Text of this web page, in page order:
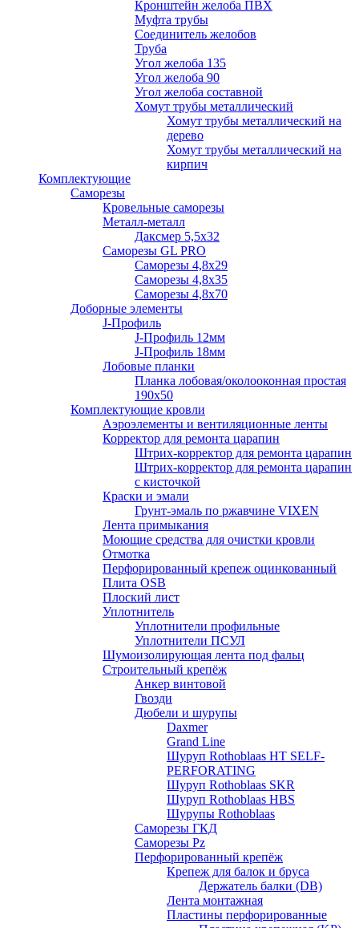
Кронштейн желоба ПВХ
Муфта трубы
Соединитель желобов
Труба
Угол желоба 135
Угол желоба 90
Угол желоба составной
Хомут трубы металлический
Хомут трубы металлический на
дерево
Хомут трубы металлический на
кирпич
Комплектующие
Саморезы
Кровельные саморезы
Металл-металл
Даксмер 5,5х32
Саморезы GL PRO
Сaморезы 4,8х29
Сaморезы 4,8х35
Сaморезы 4,8х70
Доборные элементы
J-Профиль
J-Профиль 12мм
J-Профиль 18мм
Лобовые планки
Планка лобовая/околооконная простая
190х50
Комплектующие кровли
Аэроэлементы и вентиляционные ленты
Корректор для ремонта царапин
Штрих-корректор для ремонта царапин
Штрих-корректор для ремонта царапин
с кисточкой
Краски и эмали
Грунт-эмаль по ржавчине VIXEN
Лента примыкания
Моющие средства для очистки кровли
Отмотка
Перфорированный крепеж оцинкованный
Плита OSB
Плоский лист
Уплотнитель
Уплотнители профильные
Уплотнители ПСУЛ
Шумоизолирующая лента под фальц
Строительный крепёж
Анкер винтовой
Гвозди
Дюбели и шурупы
Daxmer
Grand Line
Шуруп Rothoblaas HT SELF-
PERFORATING
Шуруп Rothoblaas SKR
Шуруп Rothoblaas НВS
Шурупы Rothoblaas
Саморeзы ГКД
Саморезы Pz
Перфорированный крепёж
Крепеж для балок и бруса
Держатель балки (DB)
Лента монтажнaя
Пластины перфорированные